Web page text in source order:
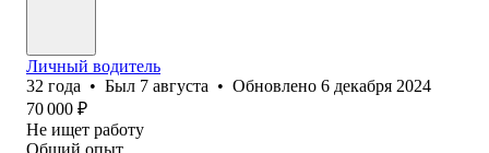
Личный водитель
32 года • Был 7 августа • Обновлено 6 декабря 2024
70 000 ₽
Не ищет работу
Общий опыт